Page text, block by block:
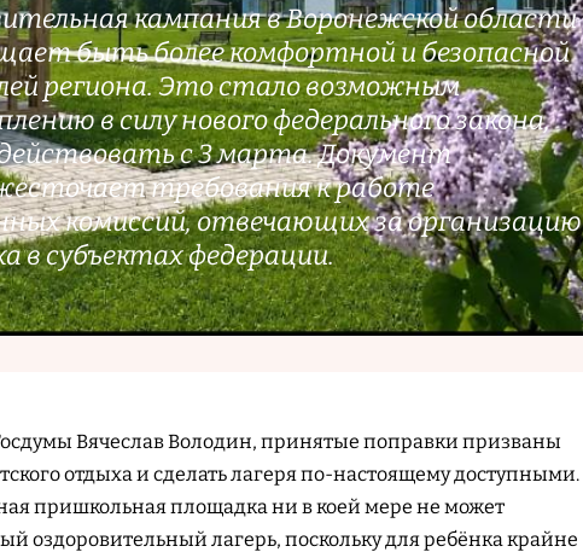
кампания в Воронежской области
быть более комфортной и безопасной
региона. Это стало возможным
в силу нового федерального закона,
с 3 марта. Документ
требования к работе
комиссий, отвечающих за организацию
в субъектах федерации.
Вячеслав Володин, принятые поправки призваны
отдыха и сделать лагеря по-настоящему доступными.
пришкольная площадка ни в коей мере не может
оздоровительный лагерь, поскольку для ребёнка крайне